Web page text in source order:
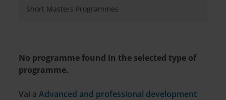
Short Masters Programmes
No programme found in the selected type of
programme.
Vai aAdvanced and professional development